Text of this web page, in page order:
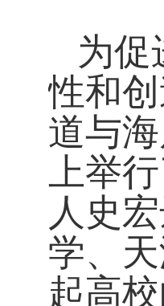
为促
性和
道与
上举
人史
学、
起高